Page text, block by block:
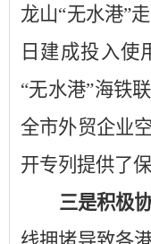
龙山“无水港”
日建成投入使
“无水港”海铁
全市外贸企业
开专列提供了保
三是积极